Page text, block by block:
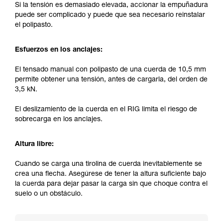
Si la tensión es demasiado elevada, accionar la empuñadura
puede ser complicado y puede que sea necesario reinstalar
el polipasto.
Esfuerzos en los anclajes:
El tensado manual con polipasto de una cuerda de 10,5 mm
permite obtener una tensión, antes de cargarla, del orden de
3,5 kN.
El deslizamiento de la cuerda en el RIG limita el riesgo de
sobrecarga en los anclajes.
Altura libre:
Cuando se carga una tirolina de cuerda inevitablemente se
crea una flecha. Asegúrese de tener la altura suficiente bajo
la cuerda para dejar pasar la carga sin que choque contra el
suelo o un obstáculo.